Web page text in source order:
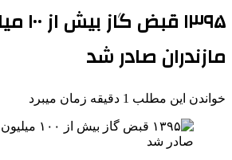
۱۳۹۵
مازندران صادر شد
خواندن این مطلب 1 دقیقه زمان میبرد